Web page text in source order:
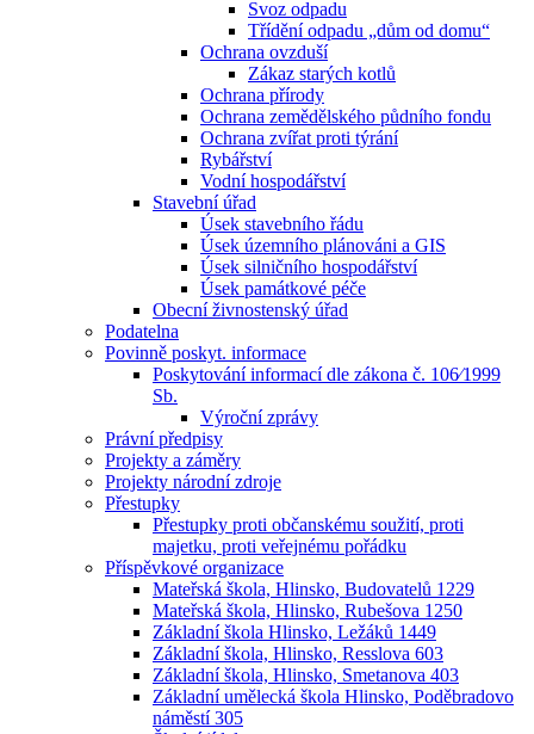
Svoz odpadu
Třídění odpadu „dům od domu“
Ochrana ovzduší
Zákaz starých kotlů
Ochrana přírody
Ochrana zemědělského půdního fondu
Ochrana zvířat proti týrání
Rybářství
Vodní hospodářství
Stavební úřad
Úsek stavebního řádu
Úsek územního plánováni a GIS
Úsek silničního hospodářství
Úsek památkové péče
Obecní živnostenský úřad
Podatelna
Povinně poskyt. informace
Poskytování informací dle zákona č. 106⁄1999
Sb.
Výroční zprávy
Právní předpisy
Projekty a záměry
Projekty národní zdroje
Přestupky
Přestupky proti občanskému soužití, proti
majetku, proti veřejnému pořádku
Příspěvkové organizace
Mateřská škola, Hlinsko, Budovatelů 1229
Mateřská škola, Hlinsko, Rubešova 1250
Základní škola Hlinsko, Ležáků 1449
Základní škola, Hlinsko, Resslova 603
Základní škola, Hlinsko, Smetanova 403
Základní umělecká škola Hlinsko, Poděbradovo
náměstí 305